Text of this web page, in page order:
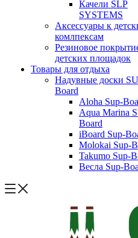
Качели SLP
SYSTEMS
Аксессуары к
комлпексам
Резиновое
детских площадок
Товары для отдыха
Надувные доски
Board
Aloha Sup-
Aqua Marina
Board
iBoard Sup-
Molokai Sup-
Takumo Sup-
Весла Sup-